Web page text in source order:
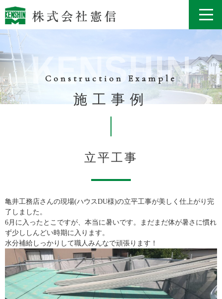
Construction Example
施工事例
立平工事
亀井工務店さんの現場(ハウスDU様)の立平工事が美しく仕上がり完
了しました。
6月に入ったとこですが、本当に暑いです。まだまだ体が暑さに慣れ
ず少ししんどい時期に入ります。
水分補給しっかりして職人みんなで頑張ります！